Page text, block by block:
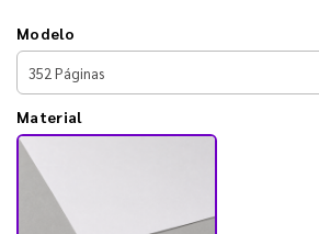
Modelo
Material